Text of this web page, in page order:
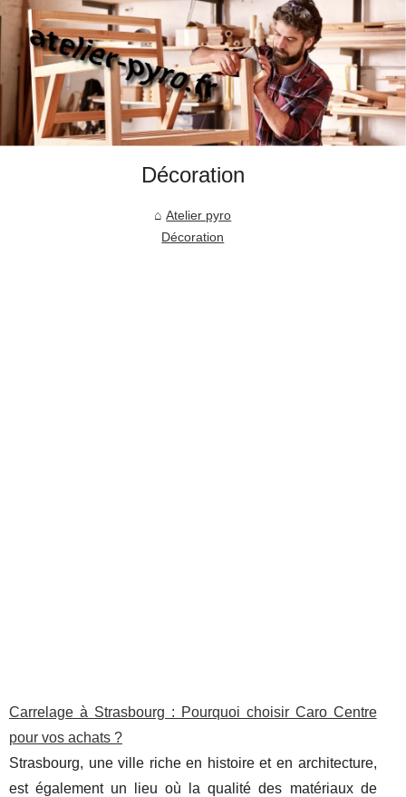
Décoration
Atelier pyro
Décoration
Carrelage à Strasbourg : Pourquoi choisir Caro Centre
pour vos achats ?
Strasbourg, une ville riche en histoire et en architecture,
est également un lieu où la qualité des matériaux de